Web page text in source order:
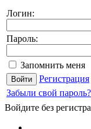
Логин:
Пароль:
Запомнить меня
Регистрация
Забыли свой пароль?
Войдите без